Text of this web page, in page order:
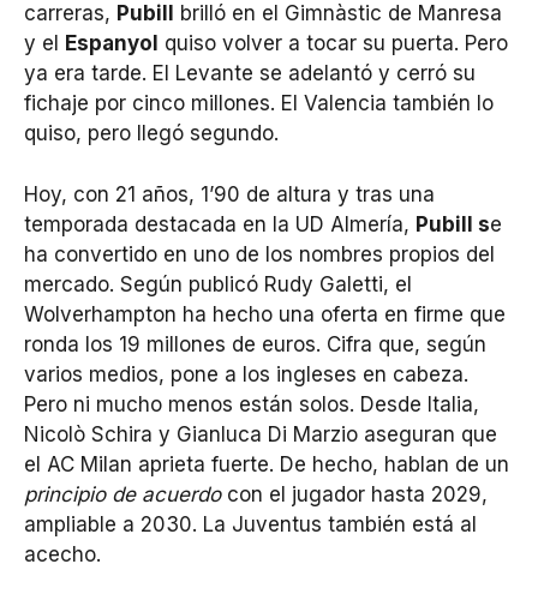
carreras, Pubill
brilló en el Gimnàstic de Manresa
y el
Espanyol quiso volver a tocar su puerta. Pero
ya era tarde. El Levante se adelantó y cerró su
fichaje por cinco millones. El Valencia también lo
quiso, pero llegó segundo.
Hoy, con 21 años, 1’90 de altura y tras una
temporada destacada en la UD Almería, Pubill se
ha convertido en uno de los nombres propios del
mercado. Según publicó Rudy Galetti, el
Wolverhampton ha hecho una oferta en firme que
ronda los 19 millones de euros. Cifra que, según
varios medios, pone a los ingleses en cabeza.
Pero ni mucho menos están solos. Desde Italia,
Nicolò Schira y Gianluca Di Marzio aseguran que
el AC Milan aprieta fuerte. De hecho, hablan de un
principio de acuerdocon el jugador hasta 2029,
ampliable a 2030. La Juventus también está al
acecho.